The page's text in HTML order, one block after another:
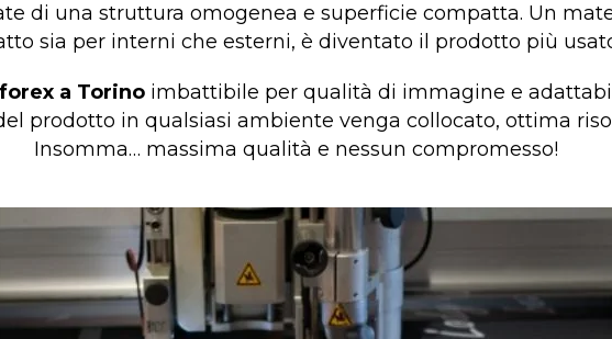
di una struttura omogenea e superficie compatta. Un
sia per interni che esterni, è diventato il prodotto più
a Torinoimbattibile per qualità di immagine e
prodotto in qualsiasi ambiente venga collocato, ottima
Insomma… massima qualità e nessun compromesso!